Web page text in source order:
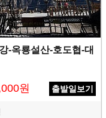
-옥룡설산-호도협-대
원 출발일보기